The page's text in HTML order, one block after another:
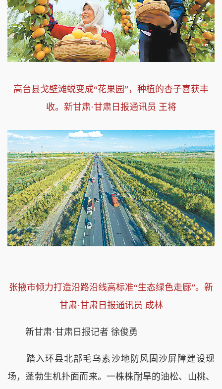
高台县戈壁滩蜕变成“花果园”，种植的杏子喜获丰
收。新甘肃·甘肃日报通讯员 王将
张掖市倾力打造沿路沿线高标准“生态绿色走廊”。新
甘肃·甘肃日报通讯员 成林
新甘肃·甘肃日报记者 徐俊勇
踏入环县北部毛乌素沙地防风固沙屏障建设现
场，蓬勃生机扑面而来。一株株耐旱的油松、山桃、